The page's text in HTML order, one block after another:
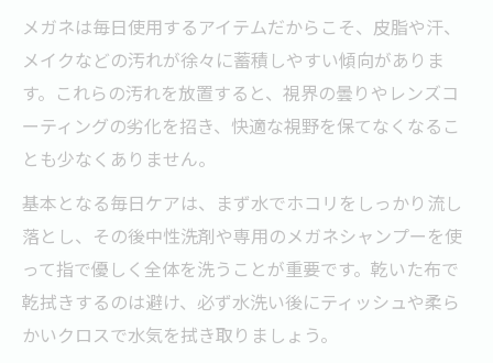
シャンプーの成分がメガネに優しい理由
100均や売り場で人気の特徴を徹底解説
メガネの清潔を保つための簡単ケア術
メガネを毎日洗うべき理由とその効果
簡単ケアで実現するメガネの清潔習慣
シャンプーの使い方で差がつく洗浄法
メガネシャンプーで除菌もできる手順
指で優しく洗うメガネケアのポイント
シャンプー選びで差がつく曇り止め対策
メガネは毎日使用するアイテムだからこそ、皮脂や汗、
メイクなどの汚れが徐々に蓄積しやすい傾向がありま
す。これらの汚れを放置すると、視界の曇りやレンズコ
ーティングの劣化を招き、快適な視野を保てなくなるこ
とも少なくありません。
基本となる毎日ケアは、まず水でホコリをしっかり流し
落とし、その後中性洗剤や専用のメガネシャンプーを使
って指で優しく全体を洗うことが重要です。乾いた布で
乾拭きするのは避け、必ず水洗い後にティッシュや柔ら
かいクロスで水気を拭き取りましょう。